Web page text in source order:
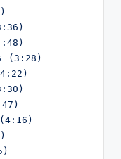
(3:28)
(4:16)